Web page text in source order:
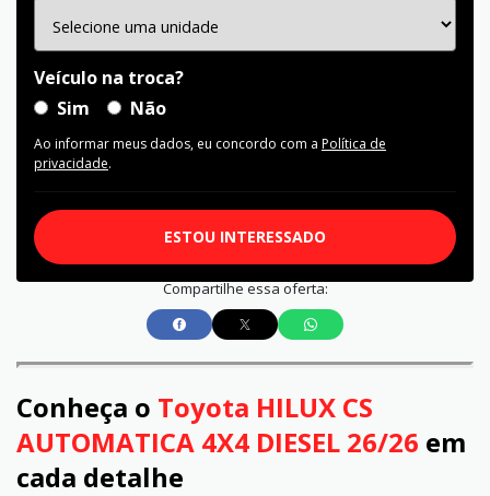
Veículo na troca?
Sim
Não
Ao informar meus dados, eu concordo com a Política de
privacidade.
ESTOU INTERESSADO
Compartilhe essa oferta:
Conheça o Toyota HILUX CS
AUTOMATICA 4X4 DIESEL 26/26 em
cada detalhe